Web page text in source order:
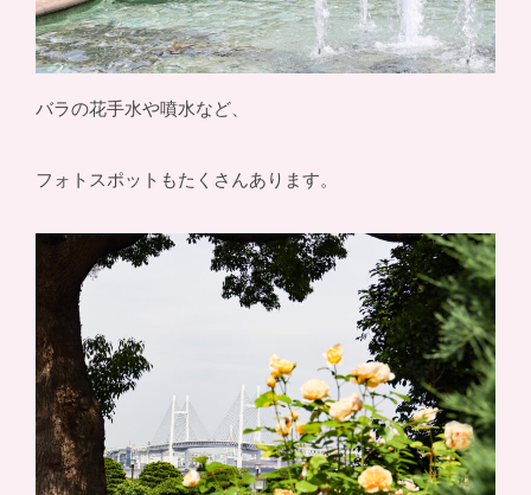
バラの花手水や噴水など、
フォトスポットもたくさんあります。